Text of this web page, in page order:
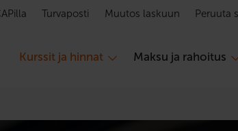
Kurssit ja hinnat Maksu ja rahoitus
Turvaposti Muutos laskuun Peruuta